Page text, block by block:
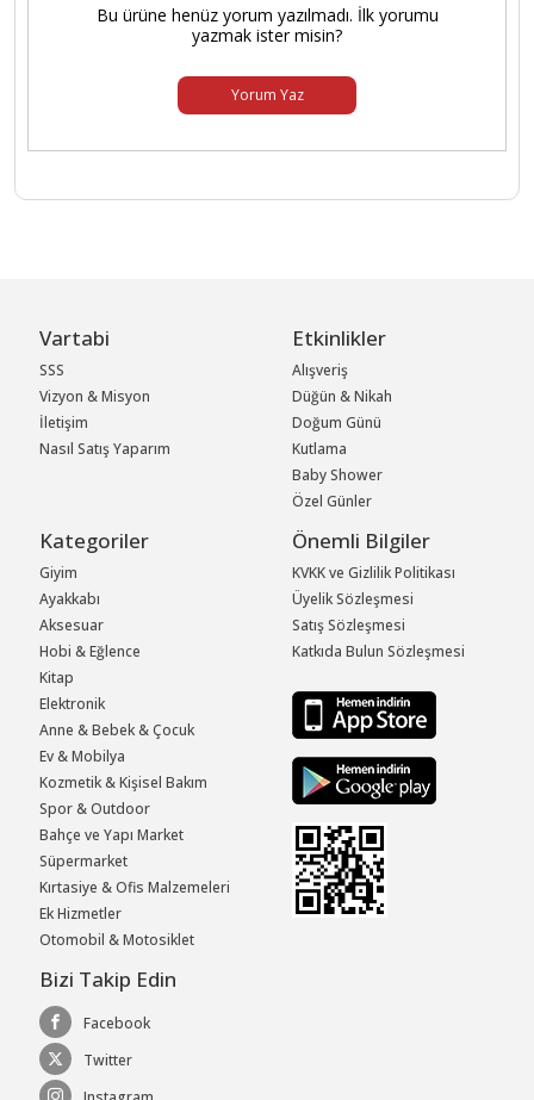
Bu ürüne henüz yorum yazılmadı. İlk yorumu
yazmak ister misin?
Yorum Yaz
Vartabi
SSS
Vizyon & Misyon
İletişim
Nasıl Satış Yaparım
Etkinlikler
Alışveriş
Düğün & Nikah
Doğum Günü
Kutlama
Baby Shower
Özel Günler
Kategoriler
Giyim
Ayakkabı
Aksesuar
Hobi & Eğlence
Kitap
Elektronik
Anne & Bebek & Çocuk
Ev & Mobilya
Kozmetik & Kişisel Bakım
Spor & Outdoor
Bahçe ve Yapı Market
Süpermarket
Kırtasiye & Ofis Malzemeleri
Ek Hizmetler
Otomobil & Motosiklet
Önemli Bilgiler
KVKK ve Gizlilik Politikası
Üyelik Sözleşmesi
Satış Sözleşmesi
Katkıda Bulun Sözleşmesi
Bizi Takip Edin
Facebook
Twitter